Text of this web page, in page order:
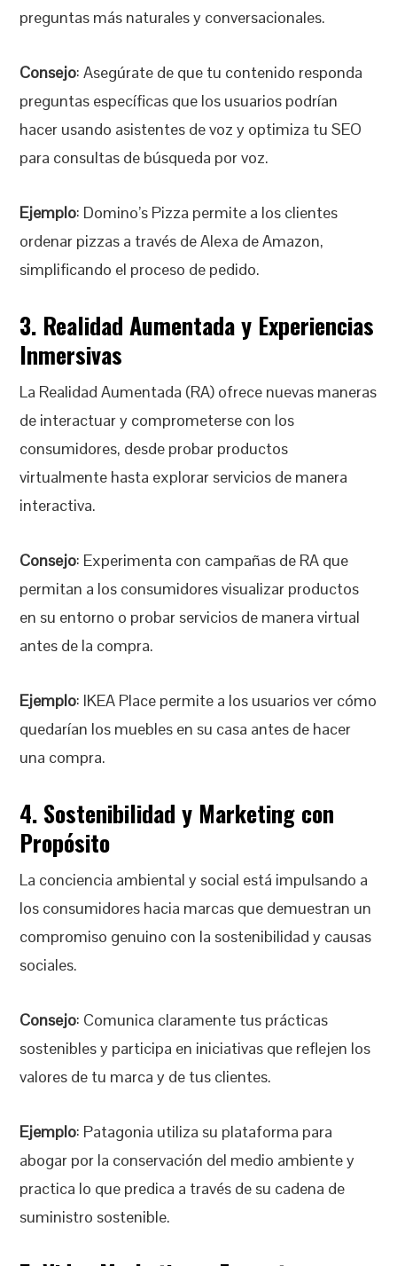
preguntas más naturales y conversacionales.
Consejo: Asegúrate de que tu contenido responda
preguntas específicas que los usuarios podrían
hacer usando asistentes de voz y optimiza tu SEO
para consultas de búsqueda por voz.
Ejemplo: Domino’s Pizza permite a los clientes
ordenar pizzas a través de Alexa de Amazon,
simplificando el proceso de pedido.
3. Realidad Aumentada y Experiencias
Inmersivas
La Realidad Aumentada (RA) ofrece nuevas maneras
de interactuar y comprometerse con los
consumidores, desde probar productos
virtualmente hasta explorar servicios de manera
interactiva.
Consejo: Experimenta con campañas de RA que
permitan a los consumidores visualizar productos
en su entorno o probar servicios de manera virtual
antes de la compra.
Ejemplo: IKEA Place permite a los usuarios ver cómo
quedarían los muebles en su casa antes de hacer
una compra.
4. Sostenibilidad y Marketing con
Propósito
La conciencia ambiental y social está impulsando a
los consumidores hacia marcas que demuestran un
compromiso genuino con la sostenibilidad y causas
sociales.
Consejo: Comunica claramente tus prácticas
sostenibles y participa en iniciativas que reflejen los
valores de tu marca y de tus clientes.
Ejemplo: Patagonia utiliza su plataforma para
abogar por la conservación del medio ambiente y
practica lo que predica a través de su cadena de
suministro sostenible.